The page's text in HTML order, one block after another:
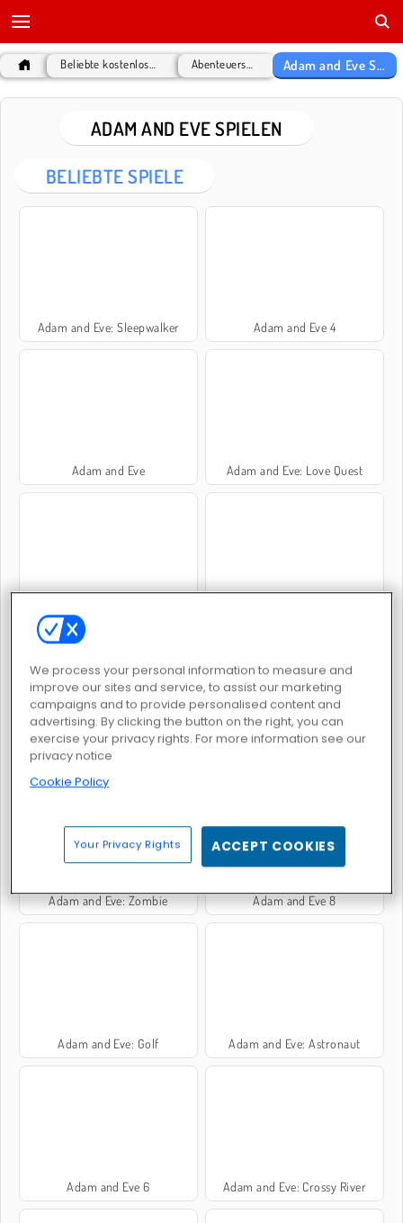
Adam and Eve Spielen
ADAM AND EVE SPIELEN
BELIEBTE SPIELE
Adam and Eve: Sleepwalker Adam and Eve 4
Adam and Eve Adam and Eve: Love Quest
Adam and Eve Go: Xmas
Adam und Eva: Adam der Geist
Adam and Eve: Zombie Adam and Eve 8
Adam and Eve: Golf Adam and Eve: Astronaut
Adam and Eve 6 Adam and Eve: Crossy River
We process your personal information to measure and
improve our sites and service, to assist our marketing
campaigns and to provide personalised content and
advertising. By clicking the button on the right, you can
exercise your privacy rights. For more information see our
privacy notice
Cookie Policy
Your Privacy Rights ACCEPT COOKIES